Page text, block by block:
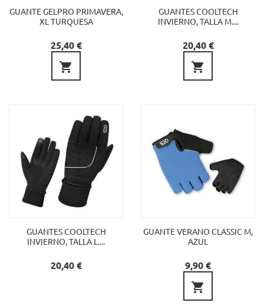
GUANTE GELPRO PRIMAVERA,
XL TURQUESA
Precio
25,40 €

GUANTES COOLTECH
INVIERNO, TALLA M....
Precio
20,40 €

GUANTES COOLTECH
INVIERNO, TALLA L....
Precio
20,40 €
GUANTE VERANO CLASSIC M,
AZUL
Precio
9,90 €
